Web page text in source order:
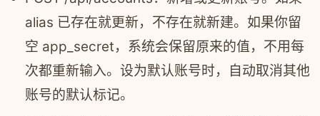
alias 已存在就更新，不存在就新建。如果你留
空 app_secret，系统会保留原来的值，不用每
次都重新输入。设为默认账号时，自动取消其他
账号的默认标记。